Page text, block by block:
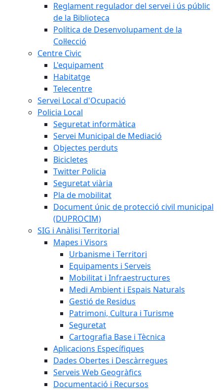
Reglament regulador del servei i ús públic
de la Biblioteca
Política de Desenvolupament de la
Col·lecció
Centre Civic
L'equipament
Habitatge
Telecentre
Servei Local d'Ocupació
Policia Local
Seguretat informàtica
Servei Municipal de Mediació
Objectes perduts
Bicicletes
Twitter Policia
Seguretat viària
Pla de mobilitat
Document únic de protecció civil municipal
(DUPROCIM)
SIG i Anàlisi Territorial
Mapes i Visors
Urbanisme i Territori
Equipaments i Serveis
Mobilitat i Infraestructures
Medi Ambient i Espais Naturals
Gestió de Residus
Patrimoni, Cultura i Turisme
Seguretat
Cartografia Base i Tècnica
Aplicacions Específiques
Dades Obertes i Descàrregues
Serveis Web Geogràfics
Documentació i Recursos